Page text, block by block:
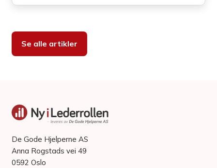
må du kunne svare på.
Se alle artikler
De Gode Hjelperne AS
Anna Rogstads vei 49
0592 Oslo